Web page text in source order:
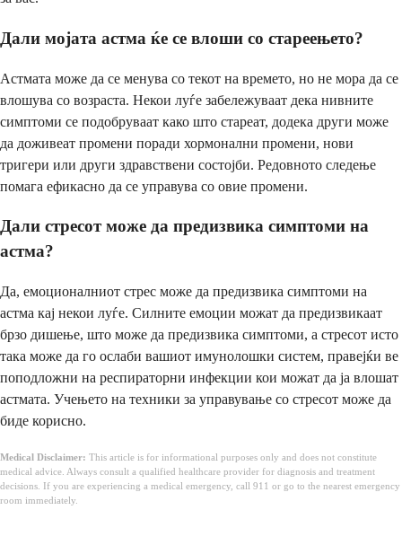
Дали мојата астма ќе се влоши со стареењето?
Астмата може да се менува со текот на времето, но не мора да се
влошува со возраста. Некои луѓе забележуваат дека нивните
симптоми се подобруваат како што стареат, додека други може
да доживеат промени поради хормонални промени, нови
тригери или други здравствени состојби. Редовното следење
помага ефикасно да се управува со овие промени.
Дали стресот може да предизвика симптоми на
астма?
Да, емоционалниот стрес може да предизвика симптоми на
астма кај некои луѓе. Силните емоции можат да предизвикаат
брзо дишење, што може да предизвика симптоми, а стресот исто
така може да го ослаби вашиот имунолошки систем, правејќи ве
поподложни на респираторни инфекции кои можат да ја влошат
астмата. Учењето на техники за управување со стресот може да
биде корисно.
Medical Disclaimer: This article is for informational purposes only and does not constitute
medical advice. Always consult a qualified healthcare provider for diagnosis and treatment
decisions. If you are experiencing a medical emergency, call 911 or go to the nearest emergency
room immediately.